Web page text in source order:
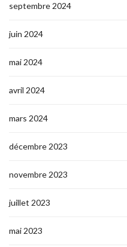
septembre 2024
juin 2024
mai 2024
avril 2024
mars 2024
décembre 2023
novembre 2023
juillet 2023
mai 2023